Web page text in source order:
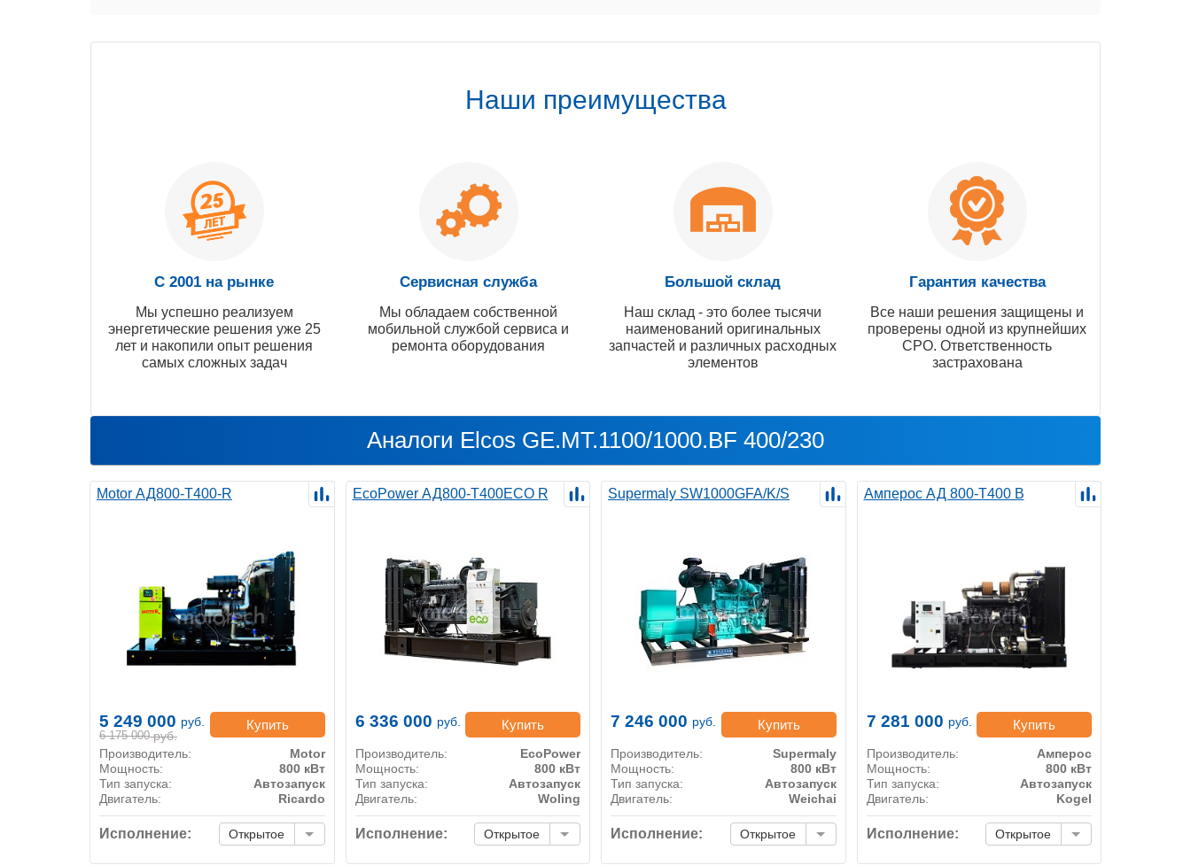
Наши преимущества
С 2001 на рынке
Мы успешно реализуем
энергетические решения уже 25
лет и накопили опыт решения
самых сложных задач
Сервисная служба
Мы обладаем собственной
мобильной службой сервиса и
ремонта оборудования
Большой склад
Наш склад - это более тысячи
наименований оригинальных
запчастей и различных расходных
элементов
Гарантия качества
Все наши решения защищены и
проверены одной из крупнейших
СРО. Ответственность
застрахована
Аналоги Elcos GE.MT.1100/1000.BF 400/230
Motor АД800-Т400-R
6 175 000 руб.
5 249 000 руб. Купить
Производитель:
Motor
Мощность:
800 кВт
Тип запуска:
Автозапуск
Двигатель:
Ricardo
Исполнение: Открытое
EcoPower АД800-T400ECO R
6 336 000 руб. Купить
Производитель:
EcoPower
Мощность:
800 кВт
Тип запуска:
Автозапуск
Двигатель:
Woling
Исполнение: Открытое
Supermaly SW1000GFA/K/S
7 246 000 руб. Купить
Производитель:
Supermaly
Мощность:
800 кВт
Тип запуска:
Автозапуск
Двигатель:
Weichai
Исполнение: Открытое
Амперос АД 800-Т400 B
7 281 000 руб. Купить
Производитель:
Амперос
Мощность:
800 кВт
Тип запуска:
Автозапуск
Двигатель:
Kogel
Исполнение: Открытое